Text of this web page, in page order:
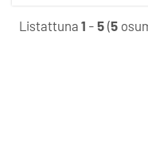
Listattuna1 -5 (5